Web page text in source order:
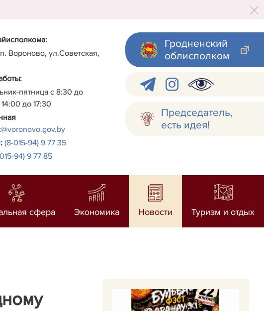
Вороново, ул.Советская,
пятница с 8:30 до
до 17:30
(8-015-94) 9 77 35
015-94) 9 77 85
Гродненский
облисполком
Председатель,
есть идея!
сфера Экономика Новости Туризм и отдых